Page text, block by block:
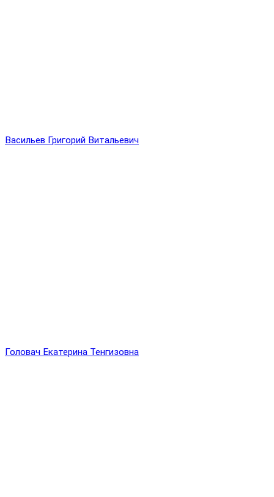
Васильев Григорий Витальевич
Головач Екатерина Тенгизовна